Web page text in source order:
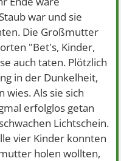
war und sie
Die Großmutter
"Bet's, Kinder,
auch taten. Plötzlich
in der Dunkelheit,
wies. Als sie sich
erfolglos getan
Lichtschein.
vier Kinder konnten
holen wollten,